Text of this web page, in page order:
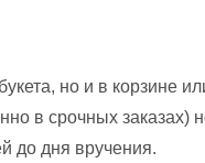
но и в корзине
в срочных
до дня вручения.